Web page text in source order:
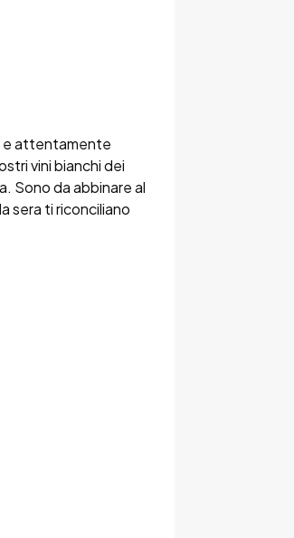
e attentamente
vini bianchi dei
Sono da abbinare al
sera ti riconciliano